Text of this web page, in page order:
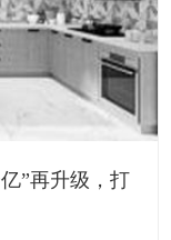
”再升级，打